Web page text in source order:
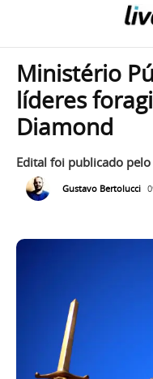
Ministério
líderes
Diamond
Edital foi publicado pelo
Gustavo Bertolucci